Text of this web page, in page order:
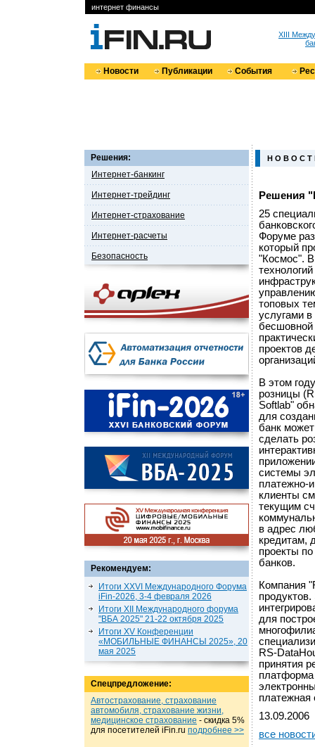
интернет финансы
XIII
Новости Публикации События
Решения:
Интернет-банкинг
Интернет-трейдинг
Интернет-страхование
Интернет-расчеты
Безопасность
Рекомендуем:
Итоги XXVI Международного Форума
iFin-2026, 3-4 февраля 2026
Итоги XII Международного форума
"ВБА 2025" 21-22 октября 2025
Итоги XV Конференции
«МОБИЛЬНЫЕ ФИНАНСЫ 2025», 20
мая 2025
Спецпредложение:
Автострахование, страхование
автомобиля, страхование жизни,
медицинское страхование - cкидка 5%
для посетителей iFin.ru подробнеe >>
Н О В О С Т
Решения
25
Форуме
который
"Космос".
топовых
услугами
бесшовной
проектов
В этом
розницы
Softlab"
для
банк
сделать
системы
платежно-
клиенты
текущим
в адрес
кредитам,
проекты
банков.
Компания
для
RS-
принятия
платформа
платежная
13.09.2006
все